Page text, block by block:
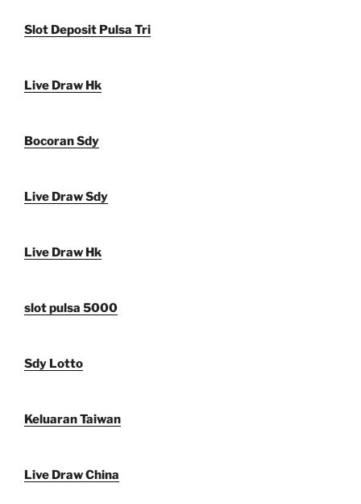
Slot Deposit Pulsa Tri
Live Draw Hk
Bocoran Sdy
Live Draw Sdy
Live Draw Hk
slot pulsa 5000
Sdy Lotto
Keluaran Taiwan
Live Draw China